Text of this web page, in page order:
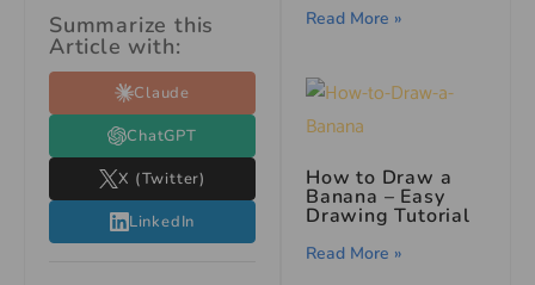
Summarize this
Article with:
Claude
ChatGPT
X (Twitter)
LinkedIn
Read More »
How to Draw a
Banana – Easy
Drawing Tutorial
Read More »